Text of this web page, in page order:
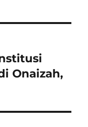
Onaizah,